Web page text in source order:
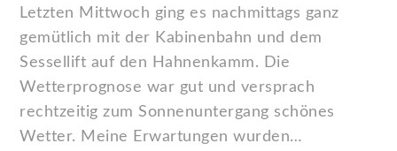
Letzten Mittwoch ging es nachmittags ganz
gemütlich mit der Kabinenbahn und dem
Sessellift auf den Hahnenkamm. Die
Wetterprognose war gut und versprach
rechtzeitig zum Sonnenuntergang schönes
Wetter. Meine Erwartungen wurden…